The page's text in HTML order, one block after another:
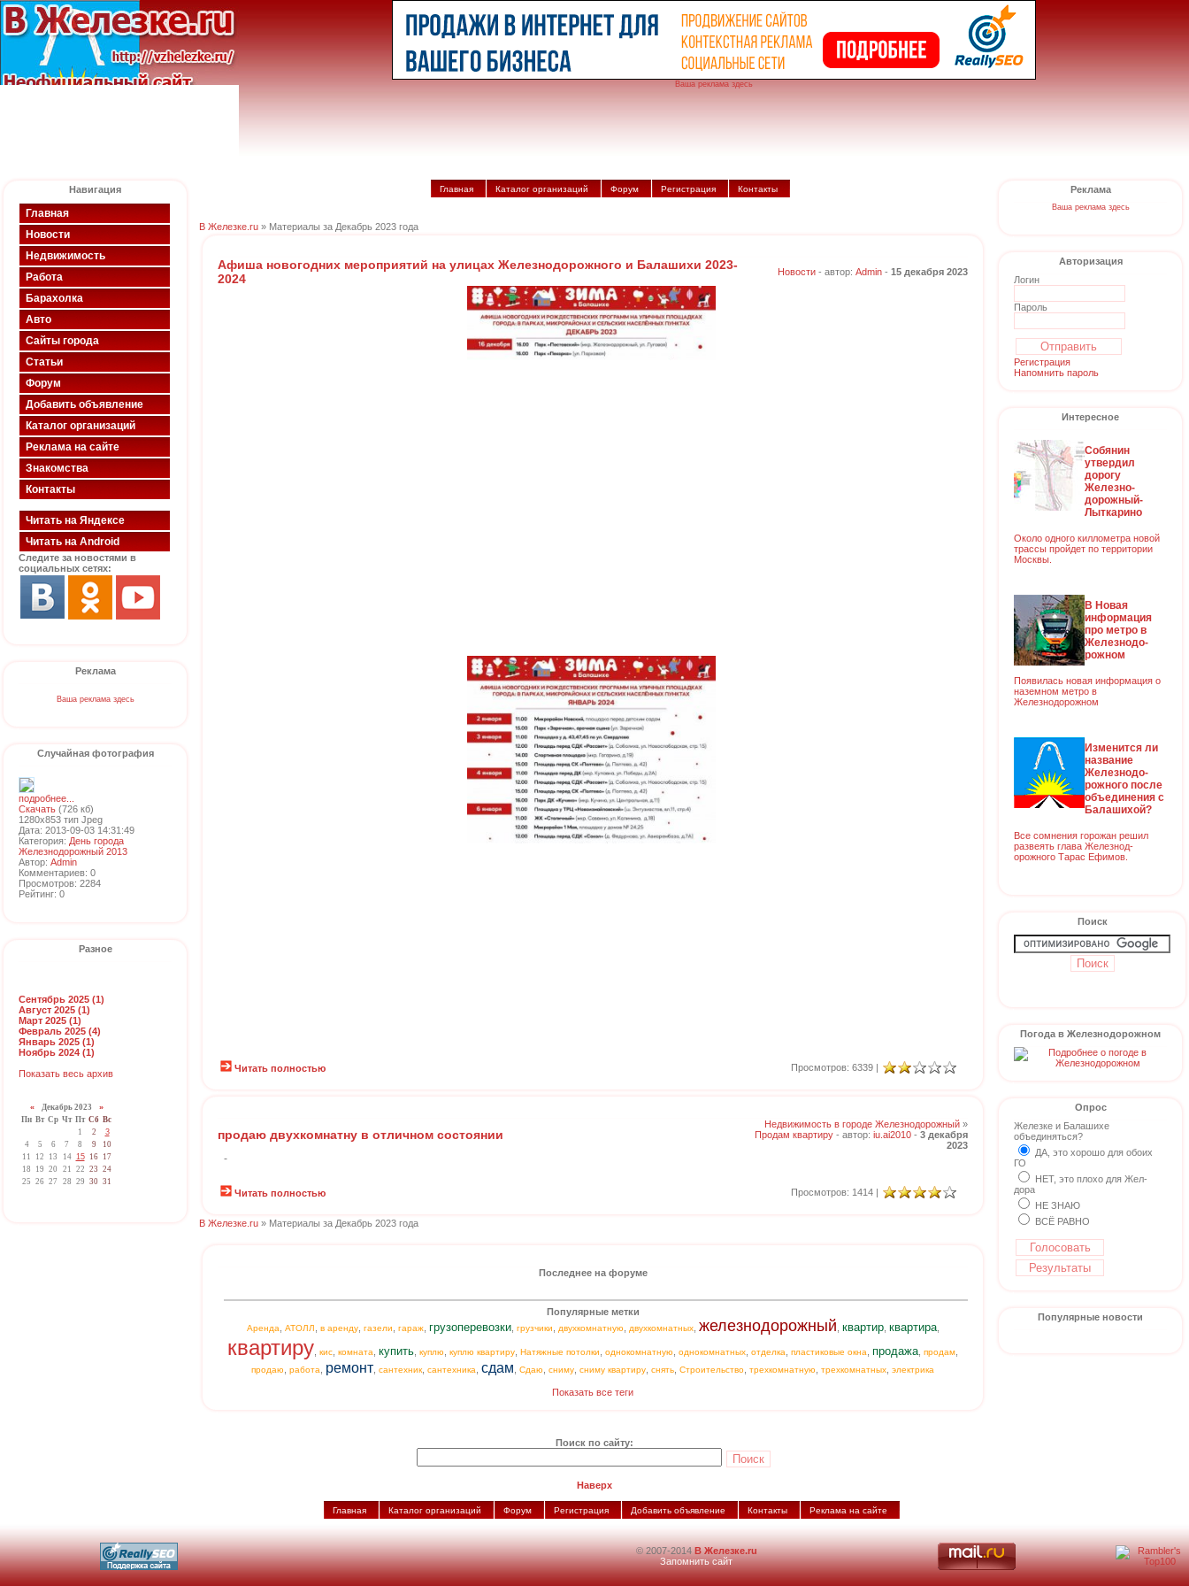
Ваша реклама здесь
Навигация
Главная
Новости
Недвижимость
Работа
Барахолка
Авто
Сайты города
Статьи
Форум
Добавить объявление
Каталог организаций
Реклама на сайте
Знакомства
Контакты
Читать на Яндексе
Читать на Android
Следите за новостями в
социальных сетях:
Реклама
Ваша реклама здесь
Случайная фотография
подробнее...
Скачать (726 кб)
1280x853 тип Jpeg
Дата: 2013-09-03 14:31:49
Категория: День города
Железнодорожный 2013
Автор: Admin
Комментариев: 0
Просмотров: 2284
Рейтинг: 0
Разное
Сентябрь 2025 (1)
Август 2025 (1)
Март 2025 (1)
Февраль 2025 (4)
Январь 2025 (1)
Ноябрь 2024 (1)
Показать весь архив
«Декабрь 2023 »
Пн Вт Ср Чт Пт Сб Вс
1
2
3
4
5 6 7 8 9
10
11
12 13 14 15 16 17
18
19 20 21 22 23 24
25 26 27 28 29 30 31
Главная Каталог организаций Форум Регистрация Контакты
В Железке.ru » Материалы за Декабрь 2023 года
Афиша новогодних мероприятий на улицах Железнодорожного и Балашихи 2023-
2024
Новости - автор: Admin - 15 декабря 2023
Читать полностью Просмотров: 6339 |
продаю двухкомнатну в отличном состоянии
Недвижимость в городе Железнодорожный »
Продам квартиру - автор: iu.ai2010 - 3 декабря
2023
-
Читать полностью Просмотров: 1414 |
В Железке.ru » Материалы за Декабрь 2023 года
Последнее на форуме
Популярные метки
Аренда АТОЛЛ в аренду, газели гараж, грузоперевозки, грузчики двухкомнатную двухкомнатных, железнодорожный квартир, квартира,
квартиру кис комната купить куплю куплю квартиру Натяжные потолки однокомнатную однокомнатных отделка пластиковые окна продажа продам
продаю работа ремонт сантехник сантехника сдам Сдаю сниму сниму квартиру снять Строительство трехкомнатную трехкомнатных электрика
Показать все теги
Реклама
Ваша реклама здесь
Авторизация
Логин
Пароль
Регистрация
Напомнить пароль
Интересное
Собянин
утвердил
дорогу
Железно-
дорожный-
Лыткарино
Около одного киллометра новой
трассы пройдет по территории
Москвы.
В Новая
информация
про метро в
Железнодо-
рожном
Появилась новая информация о
наземном метро в
Железнодорожном
Изменится ли
название
Железнодо-
рожного после
объединения с
Балашихой?
Все сомнения горожан решил
развеять глава Железнод-
орожного Тарас Ефимов.
Поиск
Погода в Железнодорожном
Опрос
Железке и Балашихе
объединяться?
ДА, это хорошо для обоих
ГО
НЕТ, это плохо для Жел-
дора
НЕ ЗНАЮ
ВСЁ РАВНО
Популярные новости
Поиск по сайту:
Наверх
Главная Каталог организаций Форум Регистрация Добавить объявление Контакты Реклама на сайте
© 2007-2014В Железке.ru
Запомнить сайт